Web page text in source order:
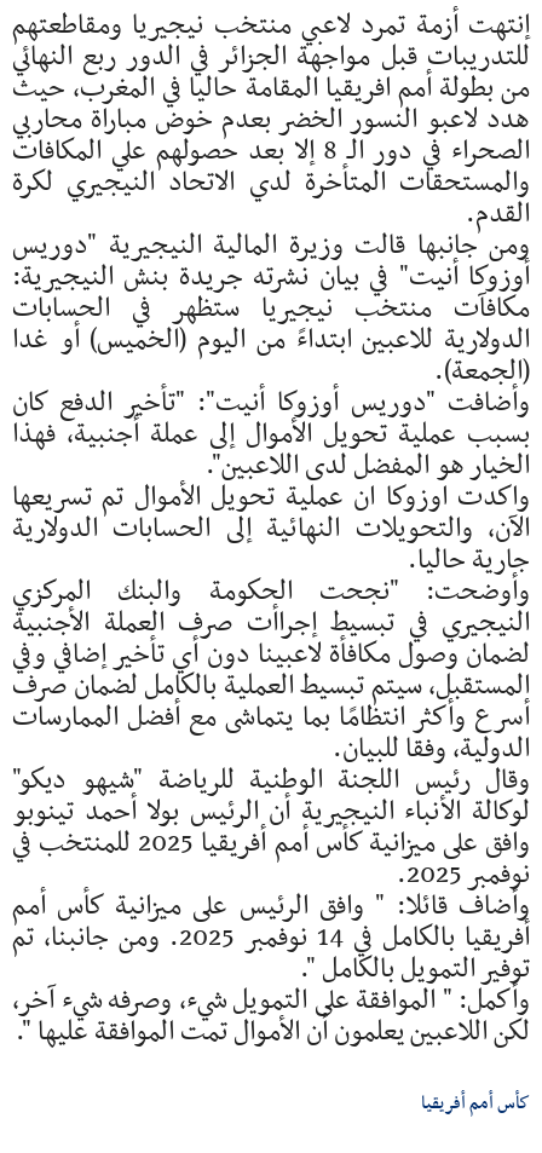
إنتهت أزمة تمرد لاعبي منتخب نيجيريا ومقاطعتهم
للتدريبات قبل مواجهة الجزائر في الدور ربع النهائي
من بطولة أمم افريقيا المقامة حاليا في المغرب، حيث
هدد لاعبو النسور الخضر بعدم خوض مباراة محاربي
الصحراء في دور الـ 8 إلا بعد حصولهم علي المكافات
والمستحقات المتأخرة لدي الاتحاد النيجيري لكرة
القدم.
ومن جانبها قالت وزيرة المالية النيجيرية "دوريس
أوزوكا أنيت" في بيان نشرته جريدة بنش النيجيرية:
مكافآت منتخب نيجيريا ستظهر في الحسابات
الدولارية للاعبين ابتداءً من اليوم (الخميس) أو غدا
(الجمعة).
وأضافت "دوريس أوزوكا أنيت": "تأخير الدفع كان
بسبب عملية تحويل الأموال إلى عملة أجنبية، فهذا
الخيار هو المفضل لدى اللاعبين".
واكدت اوزوكا ان عملية تحويل الأموال تم تسريعها
الآن، والتحويلات النهائية إلى الحسابات الدولارية
جارية حاليا.
وأوضحت: "نجحت الحكومة والبنك المركزي
النيجيري في تبسيط إجراأت صرف العملة الأجنبية
لضمان وصول مكافأة لاعبينا دون أي تأخير إضافي وفي
المستقبل، سيتم تبسيط العملية بالكامل لضمان صرف
أسرع وأكثر انتظامًا بما يتماشى مع أفضل الممارسات
الدولية، وفقا للبيان.
وقال رئيس اللجنة الوطنية للرياضة "شيهو ديكو"
لوكالة الأنباء النيجيرية أن الرئيس بولا أحمد تينوبو
وافق على ميزانية كأس أمم أفريقيا 2025 للمنتخب في
نوفمبر 2025.
وأضاف قائلا: " وافق الرئيس على ميزانية كأس أمم
أفريقيا بالكامل في 14 نوفمبر 2025. ومن جانبنا، تم
توفير التمويل بالكامل ".
وأكمل: " الموافقة على التمويل شيء، وصرفه شيء آخر،
لكن اللاعبين يعلمون أن الأموال تمت الموافقة عليها ".
كأس أمم أفريقيا